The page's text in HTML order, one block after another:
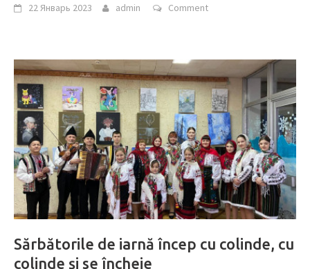
22 Январь 2023 admin Comment
Sărbătorile de iarnă încep cu colinde, cu
colinde şi se încheie